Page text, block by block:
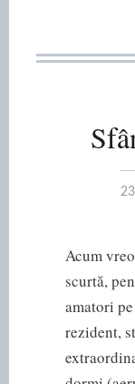
Acum
scurtă,
amatori
rezident,